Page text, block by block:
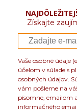
Získajte
Vaše osobné údaje
účelom v súlade s
osobných údajov.
vám pošleme na
písomne, emailom
informačného